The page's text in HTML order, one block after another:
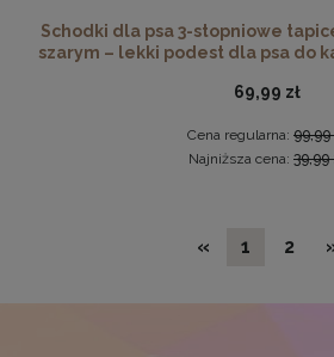
Schodki dla psa 3-stopniowe
szarym – lekki podest dla psa do
69,99 zł
Cena regularna: 99,99
Najniższa cena: 39,99
« 1 2